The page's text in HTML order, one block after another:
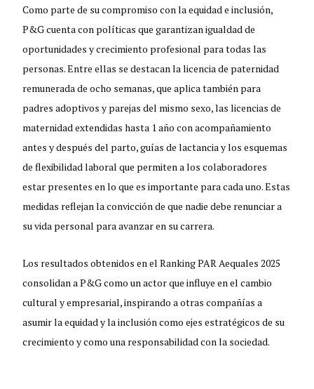
Como parte de su compromiso con la equidad e inclusión,
P&G cuenta con políticas que garantizan igualdad de
oportunidades y crecimiento profesional para todas las
personas. Entre ellas se destacan la licencia de paternidad
remunerada de ocho semanas, que aplica también para
padres adoptivos y parejas del mismo sexo, las licencias de
maternidad extendidas hasta 1 año con acompañamiento
antes y después del parto, guías de lactancia y los esquemas
de flexibilidad laboral que permiten a los colaboradores
estar presentes en lo que es importante para cada uno. Estas
medidas reflejan la convicción de que nadie debe renunciar a
su vida personal para avanzar en su carrera.
Los resultados obtenidos en el Ranking PAR Aequales 2025
consolidan a P&G como un actor que influye en el cambio
cultural y empresarial, inspirando a otras compañías a
asumir la equidad y la inclusión como ejes estratégicos de su
crecimiento y como una responsabilidad con la sociedad.